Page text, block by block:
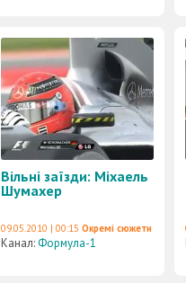
Вільні заїзди: Міхаель
Шумахер
09.05.2010 | 00:15 Окремі сюжети
Канал:Формула-1